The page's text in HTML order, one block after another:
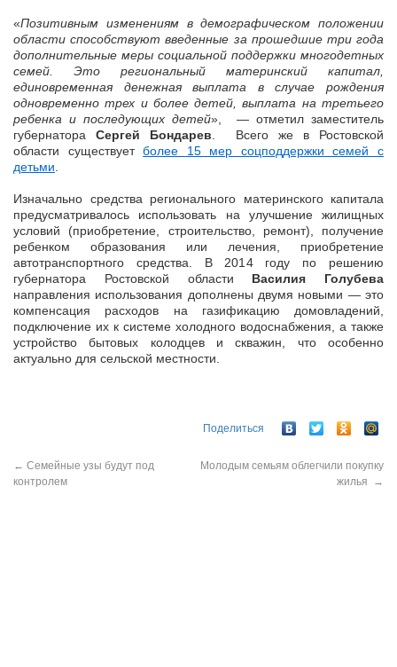
«Позитивным изменениям в демографическом положении
области способствуют введенные за прошедшие три года
дополнительные меры социальной поддержки многодетных
семей. Это региональный материнский капитал,
единовременная денежная выплата в случае рождения
одновременно трех и более детей, выплата на третьего
ребенка и последующих детей», — отметил заместитель
губернатораСергей Бондарев. Всего же в Ростовской
области существуетболее 15 мер соцподдержки семей с
детьми.
Изначально средства регионального материнского капитала
предусматривалось использовать на улучшение жилищных
условий (приобретение, строительство, ремонт), получение
ребенком образования или лечения, приобретение
автотранспортного средства. В 2014 году по решению
губернатора Ростовской области Василия Голубева
направления использования дополнены двумя новыми — это
компенсация расходов на газификацию домовладений,
подключение их к системе холодного водоснабжения, а также
устройство бытовых колодцев и скважин, что особенно
актуально для сельской местности.
Поделиться
← Cемейные узы будут под
контролем
Молодым семьям облегчили покупку
жилья
→